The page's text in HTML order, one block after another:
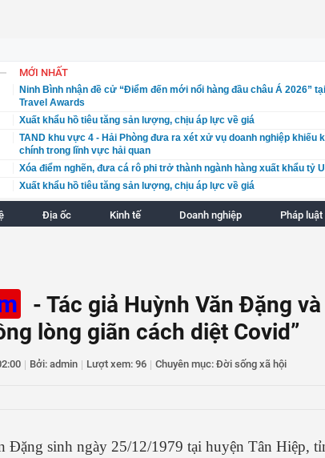
MỚI NHẤT
Ninh Bình nhận đề cử “Điểm đến mới nổi hàng đầu châu Á 2026”
Travel Awards
Xuất khẩu hồ tiêu tăng sản lượng, chịu áp lực về giá
TAND khu vực 4 - Hải Phòng đưa ra xét xử vụ doanh nghiệp khiếu
chính trong lĩnh vực hải quan
Xóa điểm nghẽn, đưa cá rô phi trở thành ngành hàng xuất khẩu tỷ
Xuất khẩu hồ tiêu tăng sản lượng, chịu áp lực về giá
Việt Nam vươn lên trở thành thị trường hàng không lớn thứ 2
Quảng Ngãi hướng tới thành trung tâm dược liệu lớn của cả nước
MIC tiếp tục được AM Best xếp hạng tín nhiệm quốc tế B++: Nền
chính ổn định, triển vọng phát triển dài hạn
Khách du lịch Philippines đến Việt Nam tăng bứt phá trong 7 tháng
Đề xuất bổ sung quy định bảo vệ người tố giác hành vi rửa tiền
Những “mắt thần” góp phần giữ vững bình yên nơi biên ải
Địa ốc Kinh tế Doanh nghiệp Pháp luật
- Tác giả Huỳnh Văn Đặng
lòng giãn cách diệt Covid”
| Bởi: admin | Lượt xem: 96 | Chuyên mục: Đời sống xã hội
Đặng sinh ngày 25/12/1979 tại huyện Tân Hiệp,